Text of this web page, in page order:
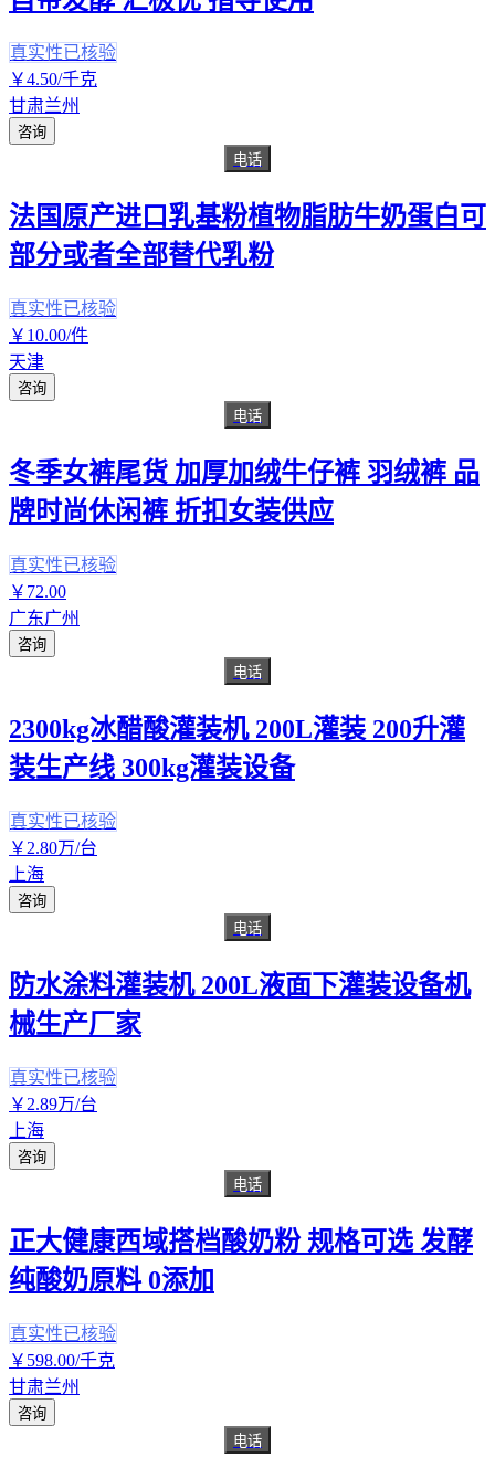
真实性已核验
￥4.50/千克
甘肃兰州
咨询
电话
法国原产进口乳基粉植物脂肪牛奶蛋白可
部分或者全部替代乳粉
真实性已核验
￥ 10.00/件
天津
咨询
电话
冬季女裤尾货 加厚加绒牛仔裤 羽绒裤 品
牌时尚休闲裤 折扣女装供应
真实性已核验
￥ 72.00
广东广州
咨询
电话
2300kg冰醋酸灌装机 200L灌装 200升灌
装生产线 300kg灌装设备
真实性已核验
￥ 2.80万/台
上海
咨询
电话
防水涂料灌装机 200L液面下灌装设备机
械生产厂家
真实性已核验
￥ 2.89万/台
上海
咨询
电话
正大健康西域搭档酸奶粉 规格可选 发酵
纯酸奶原料 0添加
真实性已核验
￥ 598.00/千克
甘肃兰州
咨询
电话